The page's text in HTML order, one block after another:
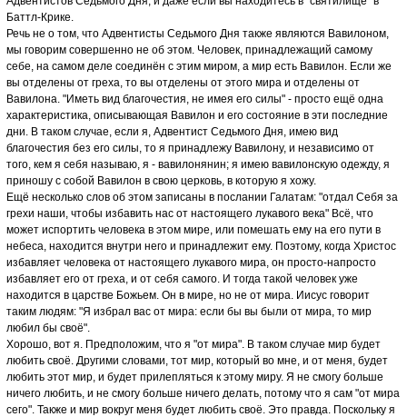
Баттл-Крике.
Речь не о том, что Адвентисты Седьмого Дня также являются Вавилоном,
мы говорим совершенно не об этом. Человек, принадлежащий самому
себе, на самом деле соединён с этим миром, а мир есть Вавилон. Если же
вы отделены от греха, то вы отделены от этого мира и отделены от
Вавилона. "Иметь вид благочестия, не имея его силы" - просто ещё одна
характеристика, описывающая Вавилон и его состояние в эти последние
дни. В таком случае, если я, Адвентист Седьмого Дня, имею вид
благочестия без его силы, то я принадлежу Вавилону, и независимо от
того, кем я себя называю, я - вавилонянин; я имею вавилонскую одежду, я
приношу с собой Вавилон в свою церковь, в которую я хожу.
Ещё несколько слов об этом записаны в послании Галатам: "отдал Себя за
грехи наши, чтобы избавить нас от настоящего лукавого века" Всё, что
может испортить человека в этом мире, или помешать ему на его пути в
небеса, находится внутри него и принадлежит ему. Поэтому, когда Христос
избавляет человека от настоящего лукавого мира, он просто-напросто
избавляет его от греха, и от себя самого. И тогда такой человек уже
находится в царстве Божьем. Он в мире, но не от мира. Иисус говорит
таким людям: "Я избрал вас от мира: если бы вы были от мира, то мир
любил бы своё".
Хорошо, вот я. Предположим, что я "от мира". В таком случае мир будет
любить своё. Другими словами, тот мир, который во мне, и от меня, будет
любить этот мир, и будет прилепляться к этому миру. Я не смогу больше
ничего любить, и не смогу больше ничего делать, потому что я сам "от мира
сего". Также и мир вокруг меня будет любить своё. Это правда. Поскольку я